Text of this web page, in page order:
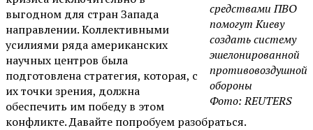
средствами ПВО
помогут Киеву
создать систему
эшелонированной
противовоздушной
обороны
Фото: REUTERS
выгодном для стран Запада
направлении. Коллективными
усилиями ряда американских
научных центров была
подготовлена стратегия, которая, с
их точки зрения, должна
обеспечить им победу в этом
конфликте. Давайте попробуем разобраться.